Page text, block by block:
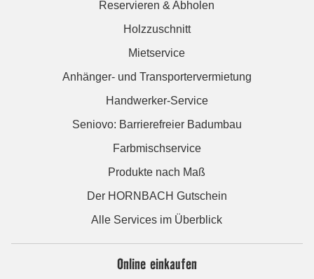
Reservieren & Abholen
Holzzuschnitt
Mietservice
Anhänger- und Transportervermietung
Handwerker-Service
Seniovo: Barrierefreier Badumbau
Farbmischservice
Produkte nach Maß
Der HORNBACH Gutschein
Alle Services im Überblick
Online einkaufen